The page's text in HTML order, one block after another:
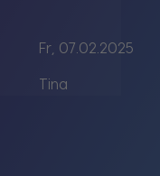
Fr, 07.02.2025
Tina